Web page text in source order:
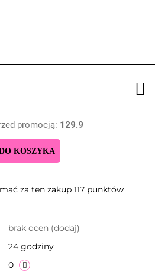
promocją: 129.9
KOSZYKA
za ten zakup 117 punktów
brak ocen (dodaj)
24 godziny
0